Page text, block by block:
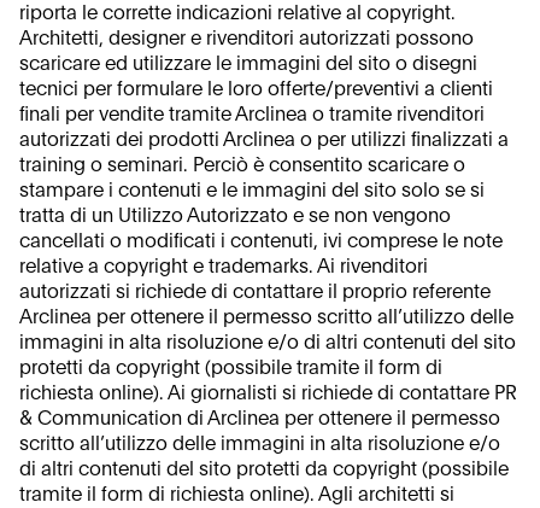
riporta le corrette indicazioni relative al copyright.
Architetti, designer e rivenditori autorizzati possono
scaricare ed utilizzare le immagini del sito o disegni
tecnici per formulare le loro offerte/preventivi a clienti
finali per vendite tramite Arclinea o tramite rivenditori
autorizzati dei prodotti Arclinea o per utilizzi finalizzati a
training o seminari. Perciò è consentito scaricare o
stampare i contenuti e le immagini del sito solo se si
tratta di un Utilizzo Autorizzato e se non vengono
cancellati o modificati i contenuti, ivi comprese le note
relative a copyright e trademarks. Ai rivenditori
autorizzati si richiede di contattare il proprio referente
Arclinea per ottenere il permesso scritto all’utilizzo delle
immagini in alta risoluzione e/o di altri contenuti del sito
protetti da copyright (possibile tramite il form di
richiesta online). Ai giornalisti si richiede di contattare PR
& Communication di Arclinea per ottenere il permesso
scritto all’utilizzo delle immagini in alta risoluzione e/o
di altri contenuti del sito protetti da copyright (possibile
tramite il form di richiesta online). Agli architetti si